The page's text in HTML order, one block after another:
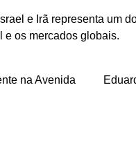
e Irã representa um
e os mercados globais.
na Avenida